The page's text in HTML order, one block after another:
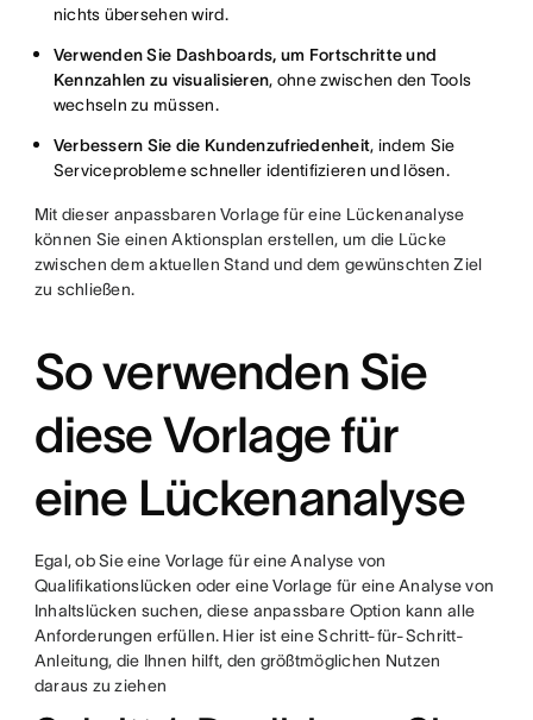
nichts übersehen wird.
Verwenden Sie Dashboards, um Fortschritte und
Kennzahlen zu visualisieren, ohne zwischen den Tools
wechseln zu müssen.
Verbessern Sie die Kundenzufriedenheit, indem Sie
Serviceprobleme schneller identifizieren und lösen.
Mit dieser anpassbaren Vorlage für eine Lückenanalyse
können Sie einen Aktionsplan erstellen, um die Lücke
zwischen dem aktuellen Stand und dem gewünschten Ziel
zu schließen.
So verwenden Sie
diese Vorlage für
eine Lückenanalyse
Egal, ob Sie eine Vorlage für eine Analyse von
Qualifikationslücken oder eine Vorlage für eine Analyse von
Inhaltslücken suchen, diese anpassbare Option kann alle
Anforderungen erfüllen. Hier ist eine Schritt-für-Schritt-
Anleitung, die Ihnen hilft, den größtmöglichen Nutzen
daraus zu ziehen